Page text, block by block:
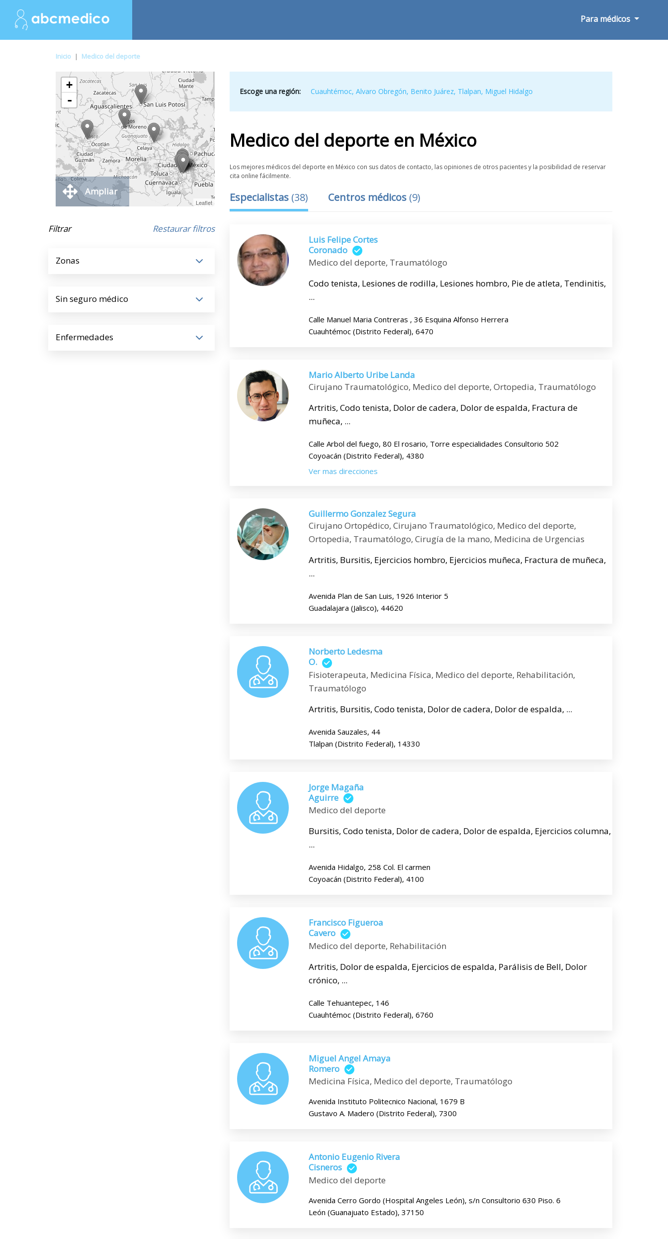
Para médicos
Inicio | Medico del deporte
+
-
Leaflet
Ampliar
Filtrar Restaurar filtros
Zonas
Sin seguro médico
Enfermedades
Escoge una región: Cuauhtémoc,Alvaro Obregón, Benito Juárez, Tlalpan, Miguel Hidalgo
Medico del deporte en México
Los mejores médicos del deporte en México con sus datos de contacto, las opiniones de otros pacientes y la posibilidad de reservar
cita online fácilmente.
Especialistas (38) Centros médicos (9)
Luis Felipe Cortes
Coronado
Medico del deporte, Traumatólogo
Codo tenista, Lesiones de rodilla, Lesiones hombro, Pie de atleta, Tendinitis,
...
Calle Manuel Maria Contreras , 36 Esquina Alfonso Herrera
Cuauhtémoc (Distrito Federal), 6470
Mario Alberto Uribe Landa
Cirujano Traumatológico, Medico del deporte, Ortopedia, Traumatólogo
Artritis, Codo tenista, Dolor de cadera, Dolor de espalda, Fractura de
muñeca, ...
Calle Arbol del fuego, 80 El rosario, Torre especialidades Consultorio 502
Coyoacán (Distrito Federal), 4380
Ver mas direcciones
Guillermo Gonzalez Segura
Cirujano Ortopédico, Cirujano Traumatológico, Medico del deporte,
Ortopedia, Traumatólogo, Cirugía de la mano, Medicina de Urgencias
Artritis, Bursitis, Ejercicios hombro, Ejercicios muñeca, Fractura de muñeca,
...
Avenida Plan de San Luis, 1926 Interior 5
Guadalajara (Jalisco), 44620
Norberto Ledesma
O.
Fisioterapeuta, Medicina Física, Medico del deporte, Rehabilitación,
Traumatólogo
Artritis, Bursitis, Codo tenista, Dolor de cadera, Dolor de espalda, ...
Avenida Sauzales, 44
Tlalpan (Distrito Federal), 14330
Jorge Magaña
Aguirre
Medico del deporte
Bursitis, Codo tenista, Dolor de cadera, Dolor de espalda, Ejercicios columna,
...
Avenida Hidalgo, 258 Col. El carmen
Coyoacán (Distrito Federal), 4100
Francisco Figueroa
Cavero
Medico del deporte, Rehabilitación
Artritis, Dolor de espalda, Ejercicios de espalda, Parálisis de Bell, Dolor
crónico, ...
Calle Tehuantepec, 146
Cuauhtémoc (Distrito Federal), 6760
Miguel Angel Amaya
Romero
Medicina Física, Medico del deporte, Traumatólogo
Avenida Instituto Politecnico Nacional, 1679 B
Gustavo A. Madero (Distrito Federal), 7300
Antonio Eugenio Rivera
Cisneros
Medico del deporte
Avenida Cerro Gordo (Hospital Angeles León), s/n Consultorio 630 Piso. 6
León (Guanajuato Estado), 37150